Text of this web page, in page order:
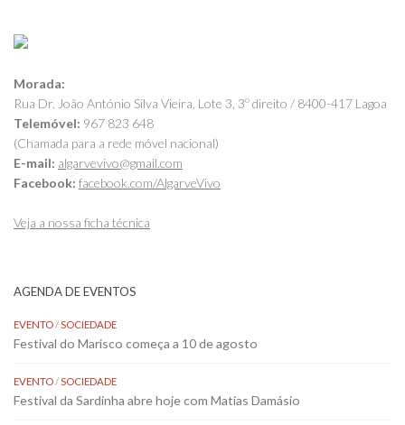
Morada:
Rua Dr. João António Silva Vieira, Lote 3, 3º direito / 8400-417 Lagoa
Telemóvel: 967 823 648
(Chamada para a rede móvel nacional)
E-mail: algarvevivo@gmail.com
Facebook: facebook.com/AlgarveVivo
Veja a nossa ficha técnica
AGENDA DE EVENTOS
EVENTO/SOCIEDADE
Festival do Marisco começa a 10 de agosto
EVENTO/SOCIEDADE
Festival da Sardinha abre hoje com Matias Damásio